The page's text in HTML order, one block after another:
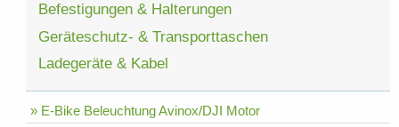
Befestigungen & Halterungen
Geräteschutz- & Transporttaschen
Ladegeräte & Kabel
» E-Bike Beleuchtung Avinox/DJI Motor